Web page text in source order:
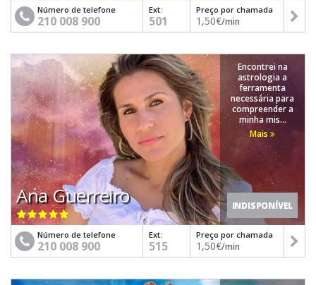
Número de telefone
210 008 900
Ext:
501
Preço por chamada
1,50€/min
INDISPONÍVEL
Ana Guerreiro
Encontrei na
astrologia a
ferramenta
necessária para
compreender a
minha mis...
Mais
Número de telefone
210 008 900
Ext:
515
Preço por chamada
1,50€/min